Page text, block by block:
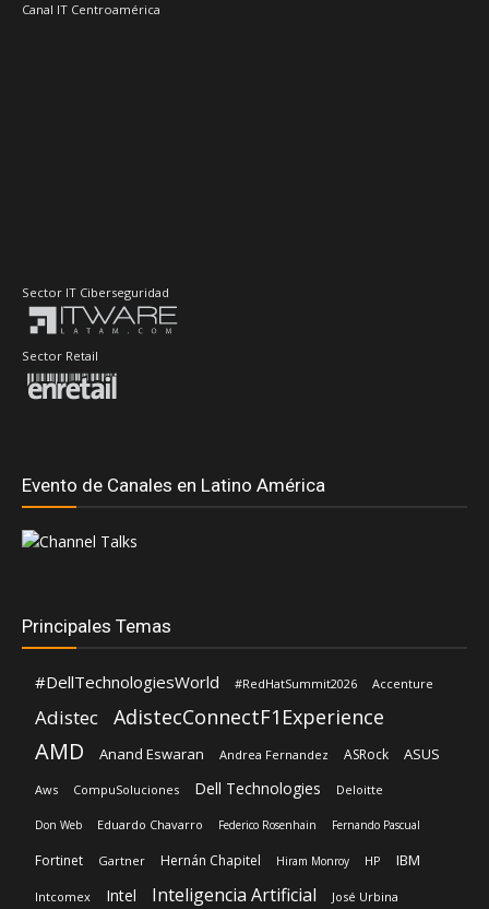
Canal IT Centroamérica
Sector IT Ciberseguridad
Sector Retail
Evento de Canales en Latino América
Principales Temas
#DellTechnologiesWorld #RedHatSummit2026 Accenture
Adistec AdistecConnectF1Experience
AMD Anand Eswaran Andrea Fernandez ASRock ASUS
Aws CompuSoluciones Dell Technologies Deloitte
Don Web Eduardo Chavarro Federico Rosenhain Fernando Pascual
Fortinet Gartner Hernán Chapitel Hiram Monroy HP IBM
Intcomex Intel Inteligencia Artificial José Urbina